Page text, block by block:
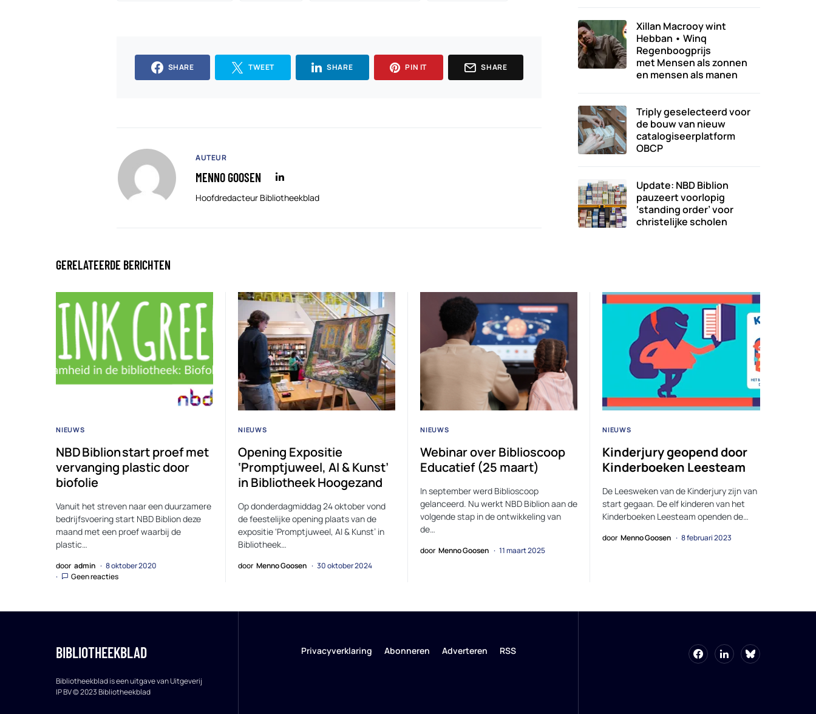
SHARE TWEET SHARE PIN IT SHARE
AUTEUR
MENNO GOOSEN
Hoofdredacteur Bibliotheekblad
Xillan Macrooy wint
Hebban • Winq
Regenboogprijs
met Mensen als zonnen
en mensen als manen
Triply geselecteerd voor
de bouw van nieuw
catalogiseerplatform
OBCP
Update: NBD Biblion
pauzeert voorlopig
‘standing order’ voor
christelijke scholen
GERELATEERDE BERICHTEN
NIEUWS
NBD Biblion start proef met
vervanging plastic door
biofolie
Vanuit het streven naar een duurzamere
bedrijfsvoering start NBD Biblion deze
maand met een proef waarbij de
plastic…
door admin
8 oktober 2020
Geen reacties
NIEUWS
Opening Expositie
‘Promptjuweel, AI & Kunst’
in Bibliotheek Hoogezand
Op donderdagmiddag 24 oktober vond
de feestelijke opening plaats van de
expositie ‘Promptjuweel, AI & Kunst’ in
Bibliotheek…
door Menno Goosen 30 oktober 2024
NIEUWS
Webinar over Biblioscoop
Educatief (25 maart)
In september werd Biblioscoop
gelanceerd. Nu werkt NBD Biblion aan de
volgende stap in de ontwikkeling van
de…
door Menno Goosen 11 maart 2025
NIEUWS
Kinderjury geopend door
Kinderboeken Leesteam
De Leesweken van de Kinderjury zijn van
start gegaan. De elf kinderen van het
Kinderboeken Leesteam openden de…
door Menno Goosen 8 februari 2023
BIBLIOTHEEKBLAD
Bibliotheekblad is een uitgave van Uitgeverij
IP BV © 2023 Bibliotheekblad
Privacyverklaring Abonneren Adverteren RSS